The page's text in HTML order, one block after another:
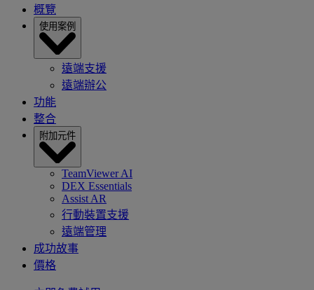
概覽
使用案例
遠端支援
遠端辦公
功能
整合
附加元件
TeamViewer AI
DEX Essentials
Assist AR
行動裝置支援
遠端管理
成功故事
價格